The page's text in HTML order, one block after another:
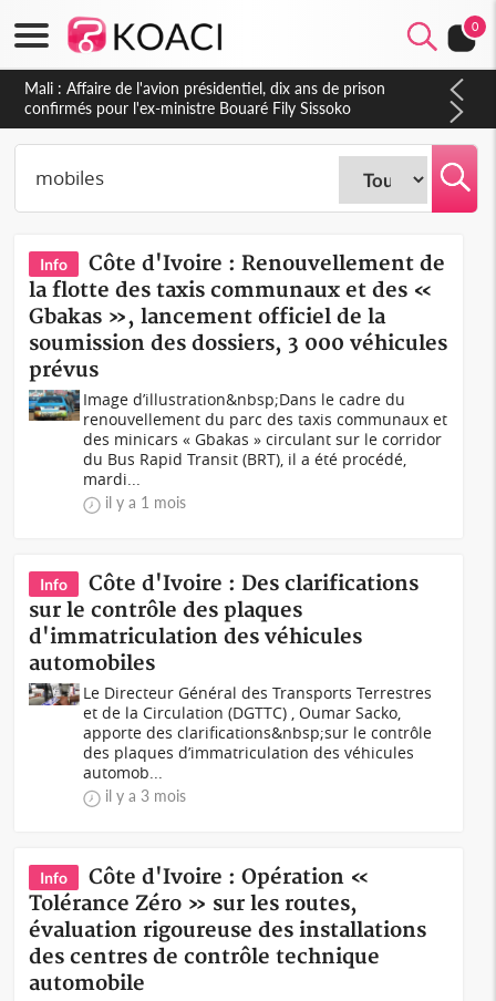
0
Nigeria : Le Togo et le Cameroun principaux acheteurs des
produits de la raffinerie Dangote en juillet
Info
Côte d'Ivoire : Renouvellement de
la flotte des taxis communaux et des «
Gbakas », lancement officiel de la
soumission des dossiers, 3 000 véhicules
prévus
Image d’illustration&nbsp;Dans le cadre du
renouvellement du parc des taxis communaux et
des minicars « Gbakas » circulant sur le corridor
du Bus Rapid Transit (BRT), il a été procédé,
mardi...
il y a 1 mois
Info
Côte d'Ivoire : Des clarifications
sur le contrôle des plaques
d'immatriculation des véhicules
automobiles
Le Directeur Général des Transports Terrestres
et de la Circulation (DGTTC) , Oumar Sacko,
apporte des clarifications&nbsp;sur le contrôle
des plaques d’immatriculation des véhicules
automob...
il y a 3 mois
Info
Côte d'Ivoire : Opération «
Tolérance Zéro » sur les routes,
évaluation rigoureuse des installations
des centres de contrôle technique
automobile